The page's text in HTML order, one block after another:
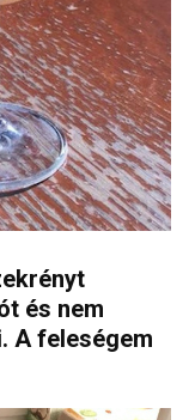
és nem
A feleségem